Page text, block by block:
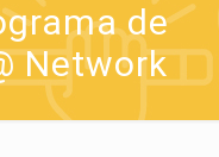
de
Network